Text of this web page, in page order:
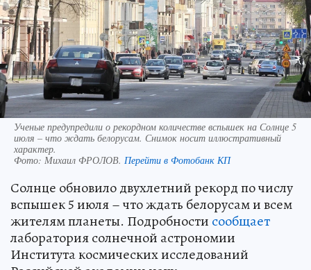
Ученые предупредили о рекордном количестве вспышек на Солнце 5
июля – что ждать белорусам. Снимок носит иллюстративный
характер.
Фото: Михаил ФРОЛОВ. Перейти в Фотобанк КП
Солнце обновило двухлетний рекорд по числу
вспышек 5 июля – что ждать белорусам и всем
жителям планеты. Подробности сообщает
лаборатория солнечной астрономии
Института космических исследований